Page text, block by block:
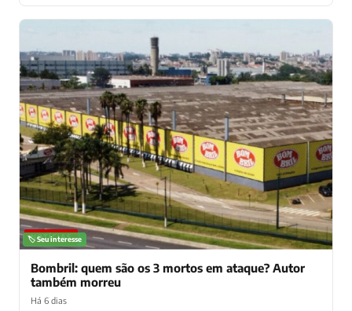
NOTÍCIAS
🏷️ Seu interesse
Bombril: quem são os 3 mortos em ataque? Autor
também morreu
Há 6 dias